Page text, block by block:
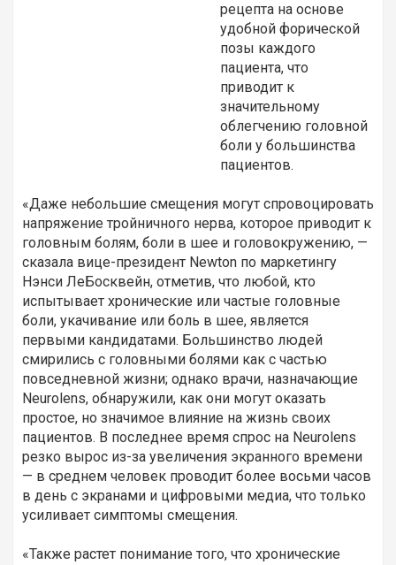
рецепта на основе
удобной форической
позы каждого
пациента, что
приводит к
значительному
облегчению головной
боли у большинства
пациентов.
«Даже небольшие смещения могут спровоцировать
напряжение тройничного нерва, которое приводит к
головным болям, боли в шее и головокружению, —
сказала вице-президент Newton по маркетингу
Нэнси ЛеБосквейн, отметив, что любой, кто
испытывает хронические или частые головные
боли, укачивание или боль в шее, является
первыми кандидатами. Большинство людей
смирились с головными болями как с частью
повседневной жизни; однако врачи, назначающие
Neurolens, обнаружили, как они могут оказать
простое, но значимое влияние на жизнь своих
пациентов. В последнее время спрос на Neurolens
резко вырос из-за увеличения экранного времени
— в среднем человек проводит более восьми часов
в день с экранами и цифровыми медиа, что только
усиливает симптомы смещения.
«Также растет понимание того, что хронические